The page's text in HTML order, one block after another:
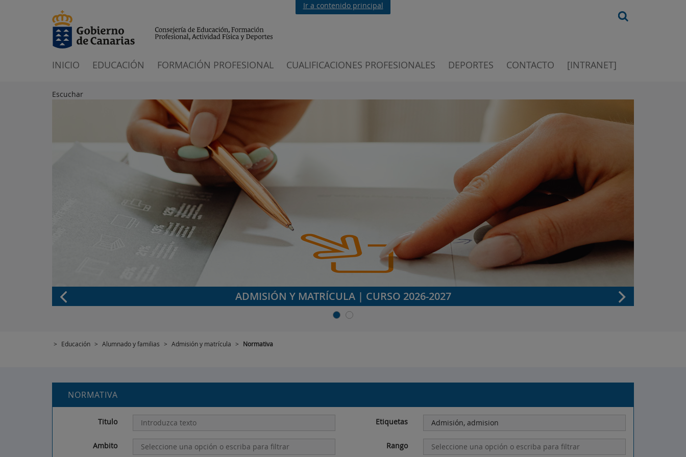
Ir a contenido principal
INICIO EDUCACIÓN FORMACIÓN PROFESIONAL CUALIFICACIONES PROFESIONALES DEPORTES CONTACTO [INTRANET]
Escuchar
ADMISIÓN Y MATRÍCULA | CURSO 2026-2027
> Educación > Alumnado y familias > Admisión y matrícula > Normativa
NORMATIVA
Titulo Etiquetas
Ambito Rango